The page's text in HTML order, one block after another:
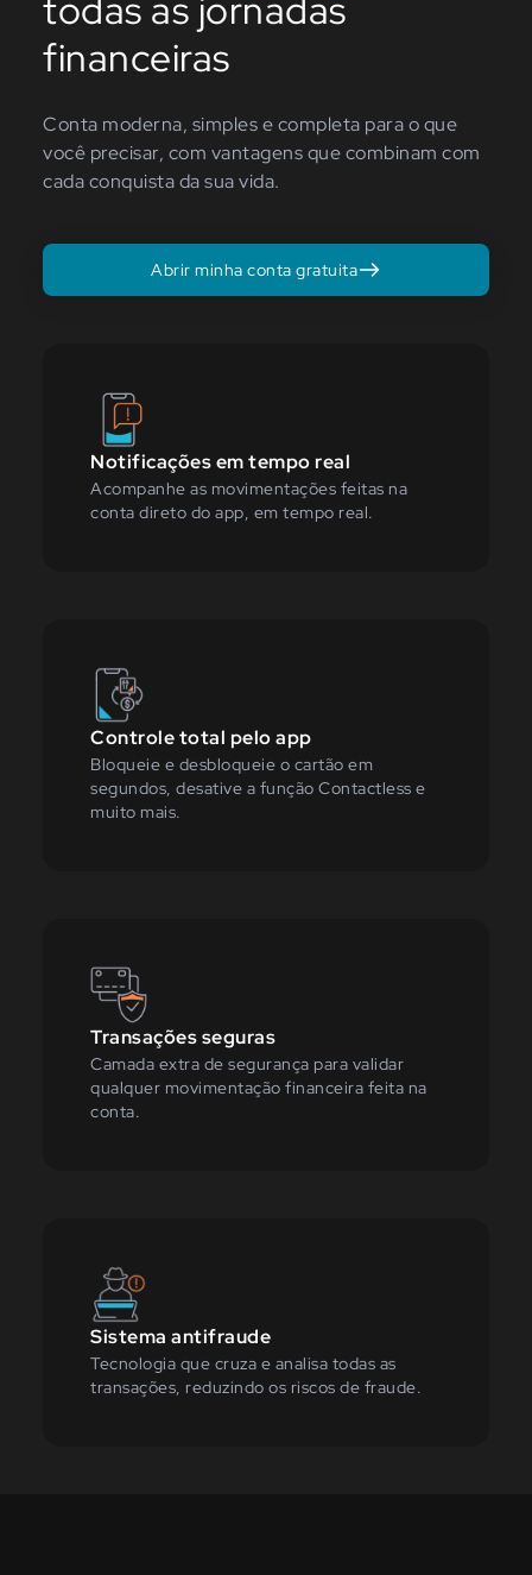
todas as jornadas
financeiras
Conta moderna, simples e completa para o que
você precisar, com vantagens que combinam com
cada conquista da sua vida.
Notificações em tempo real
Acompanhe as movimentações feitas na
conta direto do app, em tempo real.
Controle total pelo app
Bloqueie e desbloqueie o cartão em
segundos, desative a função Contactless e
muito mais.
Transações seguras
Camada extra de segurança para validar
qualquer movimentação financeira feita na
conta.
Sistema antifraude
Tecnologia que cruza e analisa todas as
transações, reduzindo os riscos de fraude.
Abrir minha conta gratuita